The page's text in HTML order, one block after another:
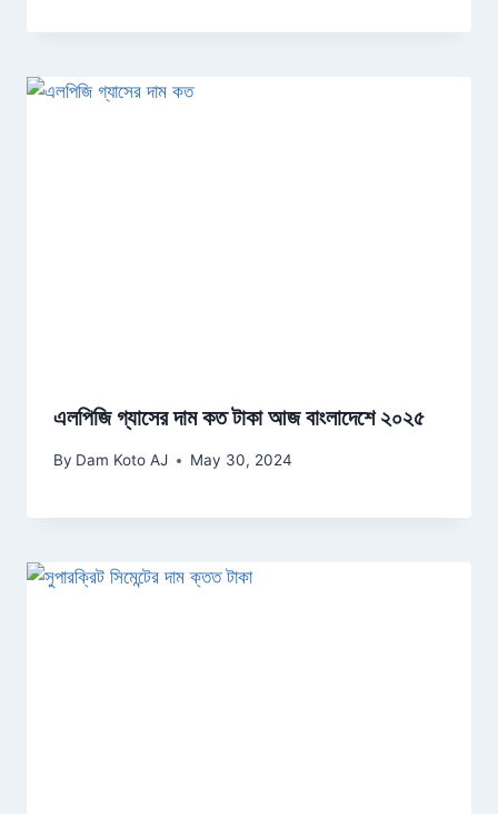
এলপিজি গ্যাসের দাম কত টাকা আজ বাংলাদেশে ২০২৫
By Dam Koto AJ May 30, 2024